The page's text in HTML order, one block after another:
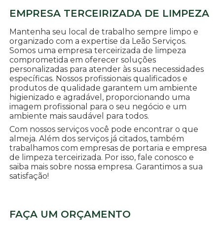
EMPRESA TERCEIRIZADA DE LIMPEZA
Mantenha seu local de trabalho sempre limpo e
organizado com a expertise da Leão Serviços.
Somos uma empresa terceirizada de limpeza
comprometida em oferecer soluções
personalizadas para atender às suas necessidades
específicas. Nossos profissionais qualificados e
produtos de qualidade garantem um ambiente
higienizado e agradável, proporcionando uma
imagem profissional para o seu negócio e um
ambiente mais saudável para todos.
Com nossos serviços você pode encontrar o que
almeja. Além dos serviços já citados, também
trabalhamos com empresas de portaria e empresa
de limpeza terceirizada. Por isso, fale conosco e
saiba mais sobre nossa empresa. Garantimos a sua
satisfação!
FAÇA UM ORÇAMENTO